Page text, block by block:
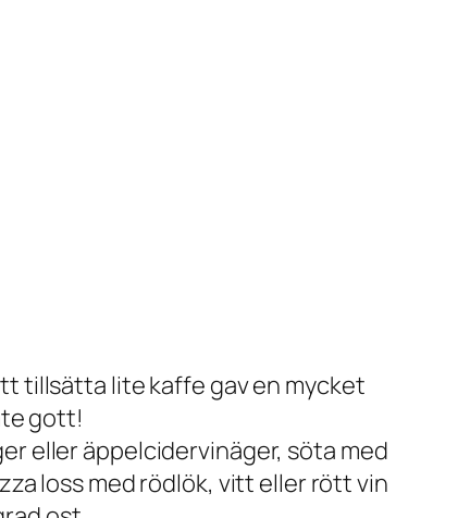
tillsätta lite kaffe gav en mycket
gott!
eller äppelcidervinäger, söta med
loss med rödlök, vitt eller rött vin